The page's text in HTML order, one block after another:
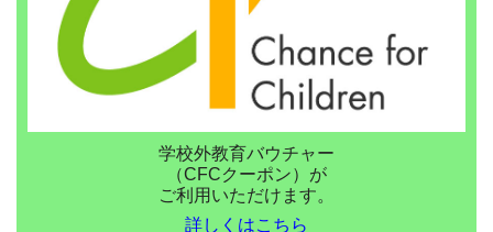
学校外教育バウチャー
（CFCクーポン）が
ご利用いただけます。
詳しくはこちら